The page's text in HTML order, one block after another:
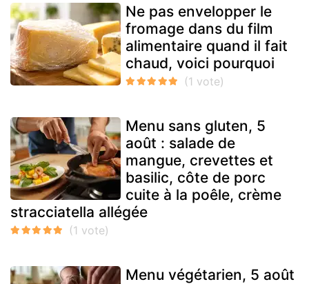
Ne pas envelopper le
fromage dans du film
alimentaire quand il fait
chaud, voici pourquoi
Menu sans gluten, 5
août : salade de
mangue, crevettes et
basilic, côte de porc
cuite à la poêle, crème
stracciatella allégée
Menu végétarien, 5 août